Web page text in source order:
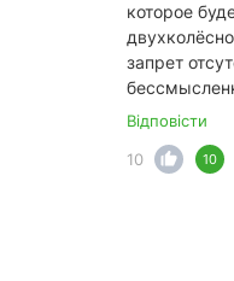
которое
запрет
Відповісти
10
10